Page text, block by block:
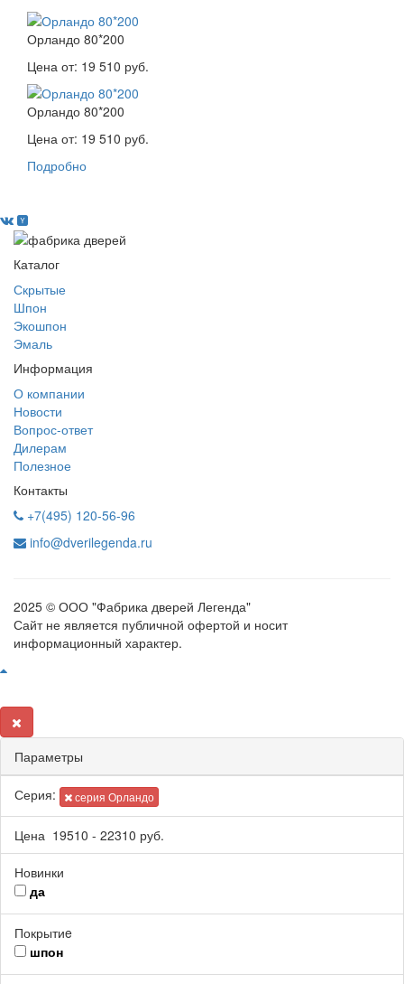
Орландо 80*200
Цена от: 19 510 руб.
Орландо 80*200
Цена от: 19 510 руб.
Подробно
Каталог
Скрытые
Шпон
Экошпон
Эмаль
Информация
О компании
Новости
Вопрос-ответ
Дилерам
Полезное
Контакты
+7(495) 120-56-96
info@dverilegenda.ru
2025 © ООО "Фабрика дверей Легенда"
Сайт не является публичной офертой и носит
информационный характер.
Параметры
Серия: серия Орландо
Цена 19510 - 22310 руб.
Новинки
да
Покрытиe
шпон